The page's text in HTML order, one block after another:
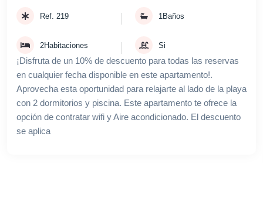
Ref. 219 1 Baños
2Habitaciones Si
¡Disfruta de un 10% de descuento para todas las reservas
en cualquier fecha disponible en este apartamento!.
Aprovecha esta oportunidad para relajarte al lado de la playa
con 2 dormitorios y piscina. Este apartamento te ofrece la
opción de contratar wifi y Aire acondicionado. El descuento
se aplica